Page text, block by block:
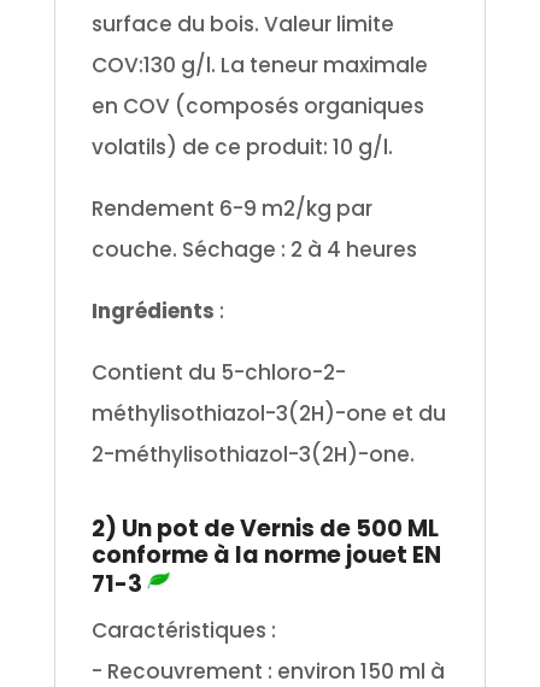
surface du bois. Valeur limite
COV:130 g/l. La teneur maximale
en COV (composés organiques
volatils) de ce produit: 10 g/l.
Rendement 6-9 m2/kg par
couche. Séchage : 2 à 4 heures
Ingrédients :
Contient du 5-chloro-2-
méthylisothiazol-3(2H)-one et du
2-méthylisothiazol-3(2H)-one.
2) Un pot de Vernis de 500 ML
conforme à la norme jouet EN
71-3
Caractéristiques :
- Recouvrement : environ 150 ml à